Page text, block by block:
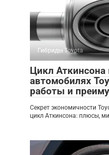
Гибриды Toyota
Цикл
автомобилях
работы и
Секрет экономичности
цикл Аткинсона: плюсы,